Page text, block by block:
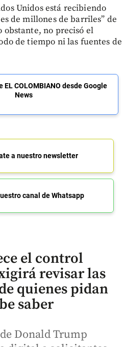
Unidos está recibiendo
de millones de barriles” de
obstante, no precisó el
de tiempo ni las fuentes de
COLOMBIANO desde Google
News
a nuestro newsletter
canal de Whatsapp
el control
revisar las
quienes pidan
saber
Donald Trump